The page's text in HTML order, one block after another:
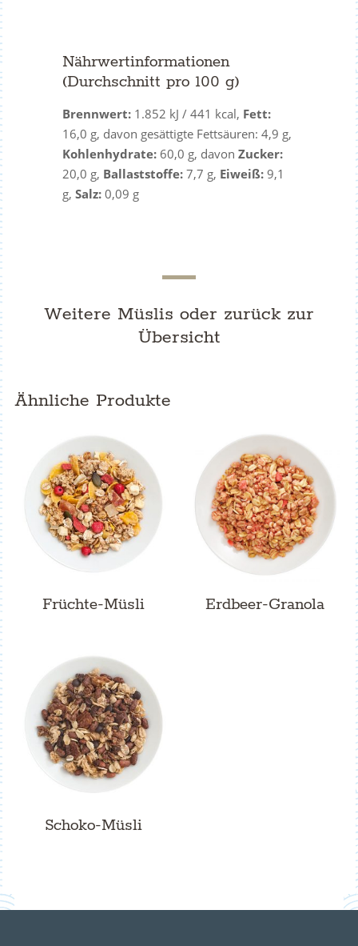
Nährwertinformationen
(Durchschnitt pro 100 g)
Brennwert: 1.852 kJ / 441 kcal, Fett:
16,0 g, davon gesättigte Fettsäuren: 4,9 g,
Kohlenhydrate: 60,0 g, davon Zucker:
20,0 g, Ballaststoffe: 7,7 g, Eiweiß: 9,1
g, Salz: 0,09 g
Weitere Müslis oder zurück zur
Übersicht
Ähnliche Produkte
Früchte-Müsli Erdbeer-Granola
Schoko-Müsli